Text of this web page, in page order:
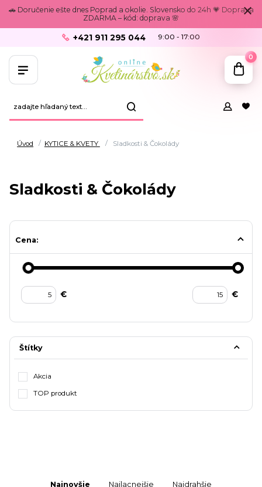
🚗 Doručenie ešte dnes Poprad a okolie. Slovensko do 24h 💗 Doprava
ZDARMA – kód: doprava 🌸
+421 911 295 044 9:00 - 17:00
0
Úvod KYTICE & KVETY Sladkosti & Čokolády
Sladkosti & Čokolády
Cena:
€ €
Štítky
Akcia
TOP produkt
Najnovšie Najlacnejšie Najdrahšie